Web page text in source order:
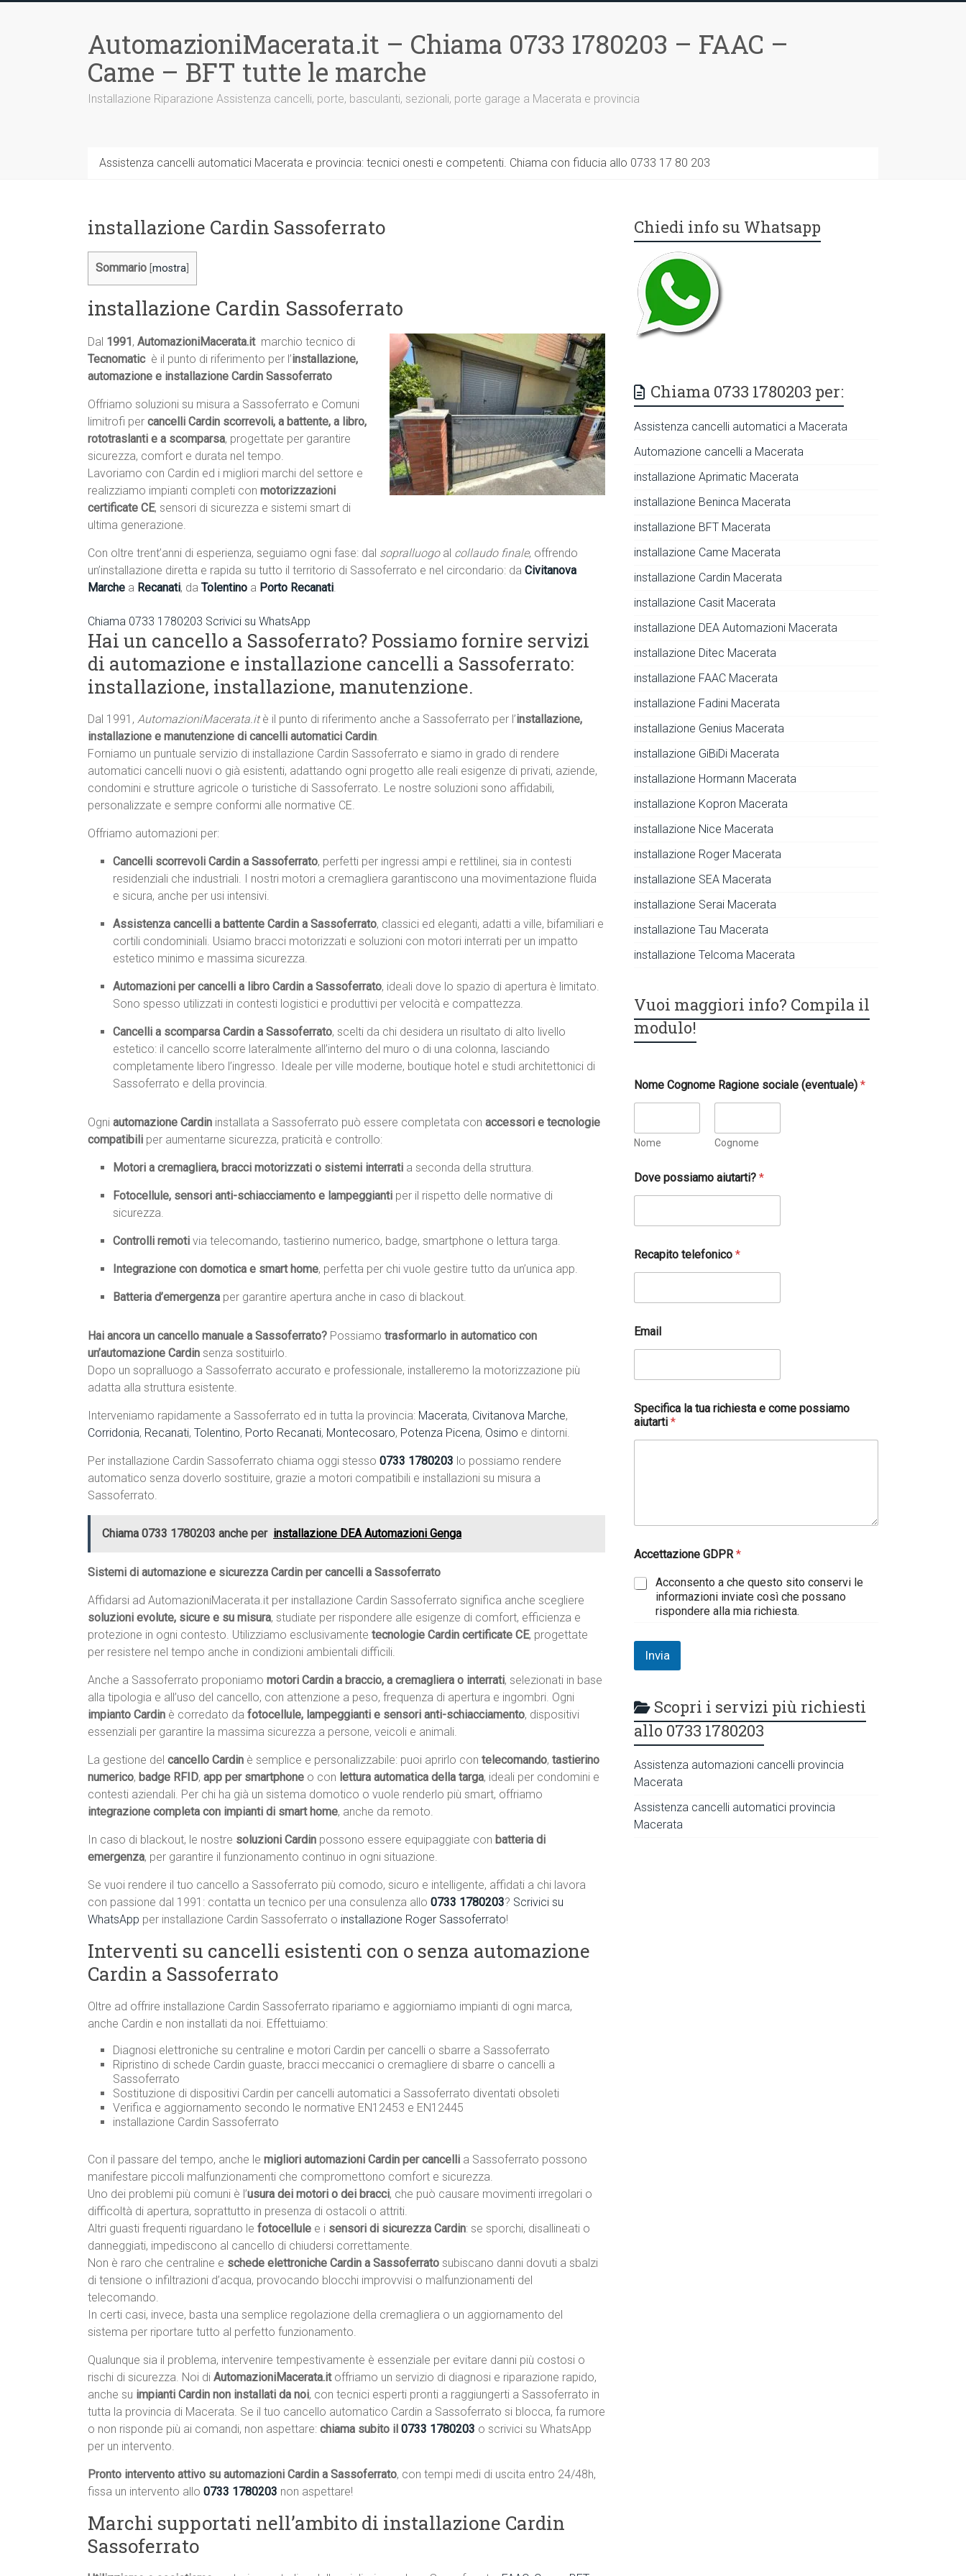
AutomazioniMacerata.it – Chiama 0733 1780203 – FAAC –
Came – BFT tutte le marche
Installazione Riparazione Assistenza cancelli, porte, basculanti, sezionali, porte garage a Macerata e provincia
Assistenza cancelli automatici Macerata e provincia: tecnici onesti e competenti. Chiama con fiducia allo 0733 17 80 203
installazione Cardin Sassoferrato
Sommario mostra
installazione Cardin Sassoferrato
Dal 1991 , AutomazioniMacerata.it marchio tecnico di
Tecnomatic  è il punto di riferimento per l’installazione,
automazione e installazione Cardin Sassoferrato
Offriamo soluzioni su misura a Sassoferrato e Comuni
limitrofi per cancelli Cardin scorrevoli, a battente, a libro,
rototraslanti e a scomparsa, progettate per garantire
sicurezza, comfort e durata nel tempo.
Lavoriamo con Cardin ed i migliori marchi del settore e
realizziamo impianti completi con motorizzazioni
certificate CE, sensori di sicurezza e sistemi smart di
ultima generazione.
Con oltre trent’anni di esperienza, seguiamo ogni fase: dal sopralluogo al collaudo finale, offrendo
un’installazione diretta e rapida su tutto il territorio di Sassoferrato e nel circondario: da Civitanova
Marche a Recanati, da Tolentino a Porto Recanati.
Chiama 0733 1780203 Scrivici su WhatsApp
Hai un cancello a Sassoferrato? Possiamo fornire servizi
di automazione e installazione cancelli a Sassoferrato:
installazione, installazione, manutenzione.
Dal 1991, AutomazioniMacerata.itè il punto di riferimento anche a Sassoferrato per l’installazione,
installazione e manutenzione di cancelli automatici Cardin.
Forniamo un puntuale servizio di installazione Cardin Sassoferrato e siamo in grado di rendere
automatici cancelli nuovi o già esistenti, adattando ogni progetto alle reali esigenze di privati, aziende,
condomini e strutture agricole o turistiche di Sassoferrato. Le nostre soluzioni sono affidabili,
personalizzate e sempre conformi alle normative CE.
Offriamo automazioni per:
Cancelli scorrevoli Cardin a Sassoferrato, perfetti per ingressi ampi e rettilinei, sia in contesti
residenziali che industriali. I nostri motori a cremagliera garantiscono una movimentazione fluida
e sicura, anche per usi intensivi.
Assistenza cancelli a battente Cardin a Sassoferrato, classici ed eleganti, adatti a ville, bifamiliari e
cortili condominiali. Usiamo bracci motorizzati e soluzioni con motori interrati per un impatto
estetico minimo e massima sicurezza.
Automazioni per cancelli a libro Cardin a Sassoferrato, ideali dove lo spazio di apertura è limitato.
Sono spesso utilizzati in contesti logistici e produttivi per velocità e compattezza.
Cancelli a scomparsa Cardin a Sassoferrato, scelti da chi desidera un risultato di alto livello
estetico: il cancello scorre lateralmente all’interno del muro o di una colonna, lasciando
completamente libero l’ingresso. Ideale per ville moderne, boutique hotel e studi architettonici di
Sassoferrato e della provincia.
Ogni automazione Cardin installata a Sassoferrato può essere completata con accessori e tecnologie
compatibili per aumentarne sicurezza, praticità e controllo:
Motori a cremagliera, bracci motorizzati o sistemi interrati a seconda della struttura.
Fotocellule, sensori anti-schiacciamento e lampeggianti per il rispetto delle normative di
sicurezza.
Controlli remoti via telecomando, tastierino numerico, badge, smartphone o lettura targa.
Integrazione con domotica e smart home, perfetta per chi vuole gestire tutto da un’unica app.
Batteria d’emergenza per garantire apertura anche in caso di blackout.
Hai ancora un cancello manuale a Sassoferrato? Possiamo trasformarlo in automatico con
un’automazione Cardin senza sostituirlo.
Dopo un sopralluogo a Sassoferrato accurato e professionale, installeremo la motorizzazione più
adatta alla struttura esistente.
Interveniamo rapidamente a Sassoferrato ed in tutta la provincia: Macerata, Civitanova Marche,
Corridonia, Recanati, Tolentino, Porto Recanati, Montecosaro, Potenza Picena, Osimo e dintorni.
Per installazione Cardin Sassoferrato chiama oggi stesso 0733 1780203 lo possiamo rendere
automatico senza doverlo sostituire, grazie a motori compatibili e installazioni su misura a
Sassoferrato.
Chiama 0733 1780203 anche per installazione DEA Automazioni Genga
Sistemi di automazione e sicurezza Cardin per cancelli a Sassoferrato
Affidarsi ad AutomazioniMacerata.it per installazione Cardin Sassoferrato significa anche scegliere
soluzioni evolute, sicure e su misura, studiate per rispondere alle esigenze di comfort, efficienza e
protezione in ogni contesto. Utilizziamo esclusivamente tecnologie Cardin certificate CE, progettate
per resistere nel tempo anche in condizioni ambientali difficili.
Anche a Sassoferrato proponiamo motori Cardin a braccio, a cremagliera o interrati, selezionati in base
alla tipologia e all’uso del cancello, con attenzione a peso, frequenza di apertura e ingombri. Ogni
impianto Cardin è corredato da fotocellule, lampeggianti e sensori anti-schiacciamento, dispositivi
essenziali per garantire la massima sicurezza a persone, veicoli e animali.
La gestione del cancello Cardin è semplice e personalizzabile: puoi aprirlo con telecomando, tastierino
numerico, badge RFID, app per smartphone o con lettura automatica della targa, ideali per condomini e
contesti aziendali. Per chi ha già un sistema domotico o vuole renderlo più smart, offriamo
integrazione completa con impianti di smart home, anche da remoto.
In caso di blackout, le nostre soluzioni Cardin possono essere equipaggiate con batteria di
emergenza, per garantire il funzionamento continuo in ogni situazione.
Se vuoi rendere il tuo cancello a Sassoferrato più comodo, sicuro e intelligente, affidati a chi lavora
con passione dal 1991: contatta un tecnico per una consulenza allo 0733 1780203? Scrivici su
WhatsApp per installazione Cardin Sassoferrato o installazione Roger Sassoferrato!
Interventi su cancelli esistenti con o senza automazione
Cardin a Sassoferrato
Oltre ad offrire installazione Cardin Sassoferrato ripariamo e aggiorniamo impianti di ogni marca,
anche Cardin e non installati da noi. Effettuiamo:
Diagnosi elettroniche su centraline e motori Cardin per cancelli o sbarre a Sassoferrato
Ripristino di schede Cardin guaste, bracci meccanici o cremagliere di sbarre o cancelli a
Sassoferrato
Sostituzione di dispositivi Cardin per cancelli automatici a Sassoferrato diventati obsoleti
Verifica e aggiornamento secondo le normative EN12453 e EN12445
installazione Cardin Sassoferrato
Con il passare del tempo, anche le migliori automazioni Cardin per cancelli a Sassoferrato possono
manifestare piccoli malfunzionamenti che compromettono comfort e sicurezza.
Uno dei problemi più comuni è l’usura dei motori o dei bracci, che può causare movimenti irregolari o
difficoltà di apertura, soprattutto in presenza di ostacoli o attriti.
Altri guasti frequenti riguardano le fotocellule e i sensori di sicurezza Cardin: se sporchi, disallineati o
danneggiati, impediscono al cancello di chiudersi correttamente.
Non è raro che centraline e schede elettroniche Cardin a Sassoferrato subiscano danni dovuti a sbalzi
di tensione o infiltrazioni d’acqua, provocando blocchi improvvisi o malfunzionamenti del
telecomando.
In certi casi, invece, basta una semplice regolazione della cremagliera o un aggiornamento del
sistema per riportare tutto al perfetto funzionamento.
Qualunque sia il problema, intervenire tempestivamente è essenziale per evitare danni più costosi o
rischi di sicurezza. Noi di AutomazioniMacerata.itoffriamo un servizio di diagnosi e riparazione rapido,
anche su impianti Cardin non installati da noi, con tecnici esperti pronti a raggiungerti a Sassoferrato in
tutta la provincia di Macerata. Se il tuo cancello automatico Cardin a Sassoferrato si blocca, fa rumore
o non risponde più ai comandi, non aspettare: chiama subito il 0733 1780203 o scrivici su WhatsApp
per un intervento.
Pronto intervento attivo su automazioni Cardin a Sassoferrato, con tempi medi di uscita entro 24/48h,
fissa un intervento allo 0733 1780203 non aspettare!
Marchi supportati nell’ambito di installazione Cardin
Sassoferrato
Chiedi info su Whatsapp
Chiama 0733 1780203 per:
Assistenza cancelli automatici a Macerata
Automazione cancelli a Macerata
installazione Aprimatic Macerata
installazione Beninca Macerata
installazione BFT Macerata
installazione Came Macerata
installazione Cardin Macerata
installazione Casit Macerata
installazione DEA Automazioni Macerata
installazione Ditec Macerata
installazione FAAC Macerata
installazione Fadini Macerata
installazione Genius Macerata
installazione GiBiDi Macerata
installazione Hormann Macerata
installazione Kopron Macerata
installazione Nice Macerata
installazione Roger Macerata
installazione SEA Macerata
installazione Serai Macerata
installazione Tau Macerata
installazione Telcoma Macerata
Vuoi maggiori info? Compila il
modulo!
Nome Cognome Ragione sociale (eventuale)*
Nome Cognome
Dove possiamo aiutarti?*
Recapito telefonico*
(
e
e
t
u
a
l
Email
Specifica la tua richiesta e come possiamo
aiutarti*
Accettazione GDPR*
Acconsento a che questo sito conservi le
informazioni inviate così che possano
rispondere alla mia richiesta.
Invia
Scopri i servizi più richiesti
allo 0733 1780203
Assistenza automazioni cancelli provincia
Macerata
Assistenza cancelli automatici provincia
Macerata